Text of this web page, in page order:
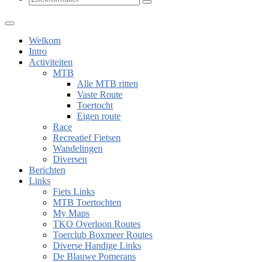
Zoeken
Welkom
Intro
Activiteiten
MTB
Alle MTB ritten
Vaste Route
Toertocht
Eigen route
Race
Recreatief Fietsen
Wandelingen
Diversen
Berichten
Links
Fiets Links
MTB Toertochten
My Maps
TKO Overloon Routes
Toerclub Boxmeer Routes
Diverse Handige Links
De Blauwe Pomerans